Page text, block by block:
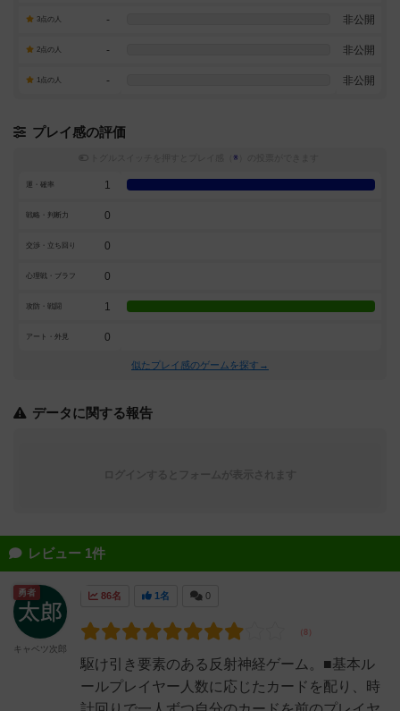
3点の人 - 非公開
2点の人 - 非公開
1点の人 - 非公開
プレイ感の評価
※
運・確率 1
戦略・判断力 0
交渉・立ち回り 0
心理戦・ブラフ 0
攻防・戦闘 1
アート・外見 0
似たプレイ感のゲームを探す→
データに関する報告
レビュー 1件
86名 1名 0
駆け引き要素のある反射神経ゲーム。■基本ル
ールプレイヤー人数に応じたカードを配り、時
勇者
キャベツ次郎